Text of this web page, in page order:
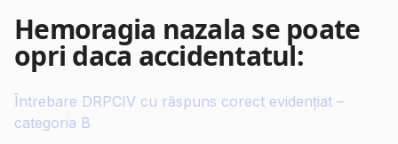
Hemoragia nazala se poate
opri daca accidentatul:
Întrebare DRPCIV cu răspuns corect evidențiat –
categoria B